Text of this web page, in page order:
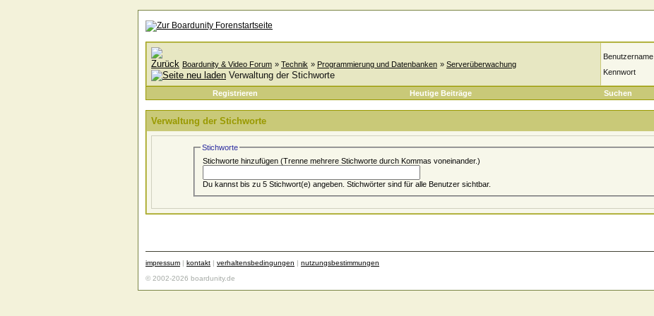
Boardunity & Video Forum » Technik » Programmierung und Datenbanken » Serverüberwachung
Verwaltung der Stichworte
Benutzername
Kennwort
Registrieren Heutige Beiträge Suchen
Verwaltung der Stichworte
Stichworte
Stichworte hinzufügen(Trenne mehrere Stichworte durch Kommas voneinander.)
Du kannst bis zu 5 Stichwort(e) angeben. Stichwörter sind für alle Benutzer sichtbar.
impressum | kontakt | verhaltensbedingungen | nutzungsbestimmungen
© 2002-2026 boardunity.de